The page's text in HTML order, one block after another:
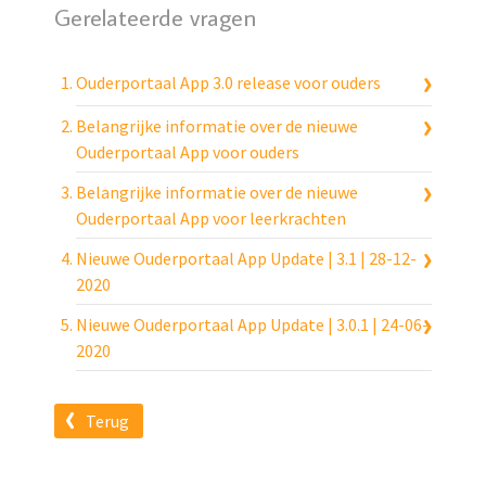
Gerelateerde vragen
Ouderportaal App 3.0 release voor ouders
Belangrijke informatie over de nieuwe
Ouderportaal App voor ouders
Belangrijke informatie over de nieuwe
Ouderportaal App voor leerkrachten
Nieuwe Ouderportaal App Update | 3.1 | 28-12-
2020
Nieuwe Ouderportaal App Update | 3.0.1 | 24-06-
2020
Terug